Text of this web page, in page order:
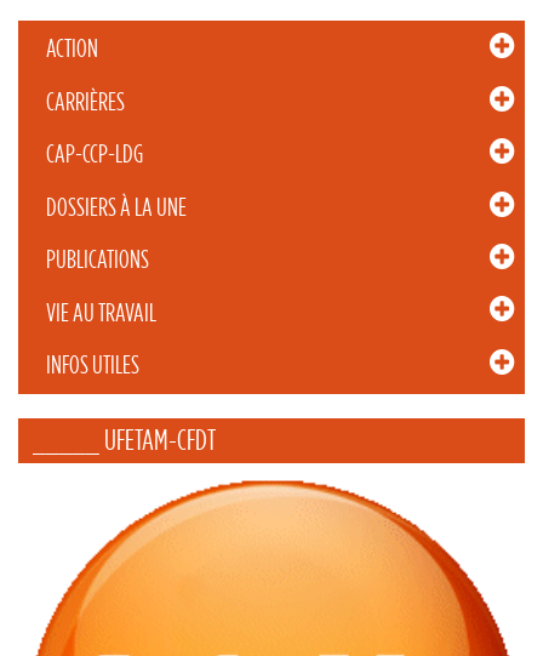
ACTION
CARRIÈRES
CAP-CCP-LDG
DOSSIERS À LA UNE
PUBLICATIONS
VIE AU TRAVAIL
INFOS UTILES
_____ UFETAM-CFDT